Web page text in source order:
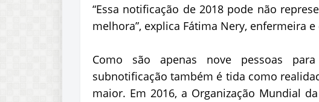
“Essa notificação de 2018 pode não
melhora”, explica Fátima Nery, enfermeira
Como são apenas nove pessoas
subnotificação também é tida como
maior. Em 2016, a Organização Mundial